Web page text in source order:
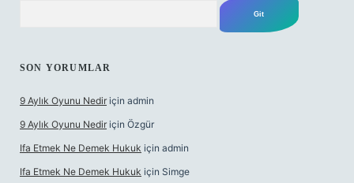
SON YORUMLAR
9 Aylık Oyunu Nedir için admin
9 Aylık Oyunu Nedir için Özgür
Ifa Etmek Ne Demek Hukuk için admin
Ifa Etmek Ne Demek Hukuk için Simge